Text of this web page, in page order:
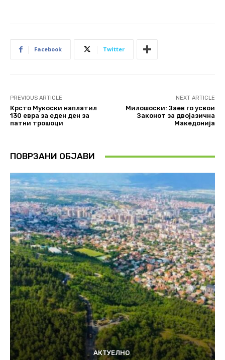
Facebook Twitter
PREVIOUS ARTICLE
Крсто Мукоски наплатил
130 евра за еден ден за
патни трошоци
NEXT ARTICLE
Милошоски: Заев го усвои
Законот за двојазична
Македонија
ПОВРЗАНИ ОБЈАВИ
АКТУЕЛНО